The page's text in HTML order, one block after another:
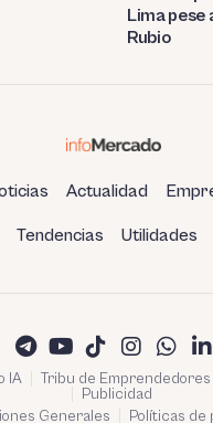
Lima pese
Rubio
Actualidad
Tendencias Utilidades
IA Tribu de Emprendedores
Publicidad
Generales
Políticas de